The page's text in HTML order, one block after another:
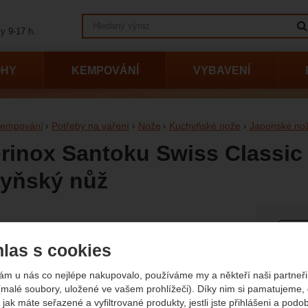
s cookies
u nás co nejlépe nakupovalo, používáme my a někteří naši partneři
soubory, uložené ve vašem prohlížeči). Díky nim si pamatujeme,
máte seřazené a vyfiltrované produkty, jestli jste přihlášeni a
Potřeby na vaření Nože Kuchyňské nože Japonské
Santoku Swiss
nůž
((1
KEMPOVÁNÍ VYBAVENÍ
9-17 h.